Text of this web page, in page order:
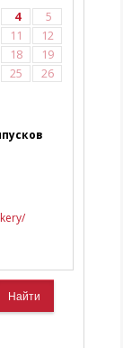
4
5
11
12
18
19
25
26